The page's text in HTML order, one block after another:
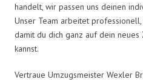
handelt, wir passen uns deinen
Unser Team arbeitet
damit du dich ganz auf dein neues
kannst.
Vertraue Umzugsmeister Wexler